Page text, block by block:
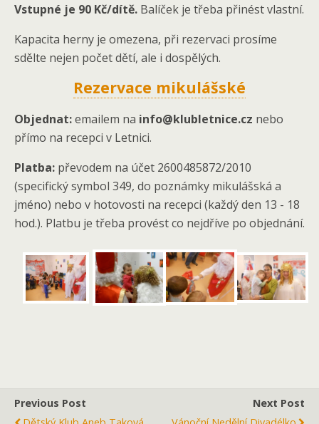
Vstupné je 90 Kč/dítě. Balíček je třeba přinést vlastní.
Kapacita herny je omezena, při rezervaci prosíme
sdělte nejen počet dětí, ale i dospělých.
Rezervace mikulášské
Objednat:emailem na info@klubletnice.cz nebo
přímo na recepci v Letnici.
Platba: převodem na účet 2600485872/2010
(specifický symbol 349, do poznámky mikulášská a
jméno) nebo v hotovosti na recepci (každý den 13 - 18
hod.). Platbu je třeba provést co nejdříve po objednání.
Previous Post
Next Post